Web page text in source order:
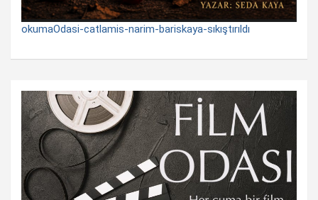
okumaOdasi-catlamis-narim-bariskaya-sıkıştırıldı